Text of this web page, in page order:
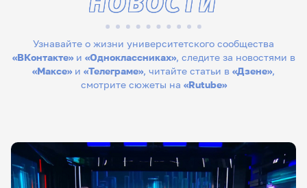
Узнавайте о жизни университетского сообщества
«ВКонтакте»и «Одноклассниках», следите за новостями в
«Максе» и «Телеграме», читайте статьи в «Дзене»,
смотрите сюжеты на «Rutube»